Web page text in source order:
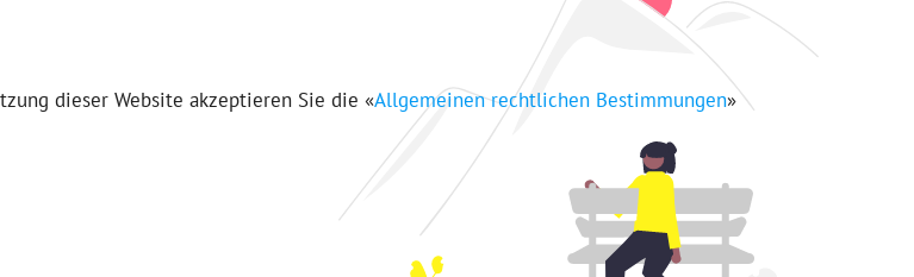
dieser Website akzeptieren Sie die «Allgemeinen rechtlichen Bestimmungen»